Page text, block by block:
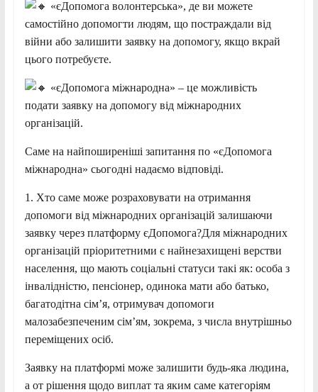
«єДопомога волонтерська», де ви можете
самостійно допомогти людям, що постраждали від
війни або залишити заявку на допомогу, якщо вкрай
цього потребуєте.
«єДопомога міжнародна» – це можливість
подати заявку на допомогу від міжнародних
організацій.
Саме на найпоширеніші запитання по «єДопомога
міжнародна» сьогодні надаємо відповіді.
1. Хто саме може розраховувати на отримання
допомоги від міжнародних організацій залишаючи
заявку через платформу єДопомога?Для міжнародних
організацій пріоритетними є найнезахищені верстви
населення, що мають соціальні статуси такі як: особа з
інвалідністю, пенсіонер, одинока мати або батько,
багатодітна сім’я, отримувач допомоги
малозабезпеченим сім’ям, зокрема, з числа внутрішньо
переміщених осіб.
Заявку на платформі може залишити будь-яка людина,
а от рішення щодо виплат та яким саме категоріям